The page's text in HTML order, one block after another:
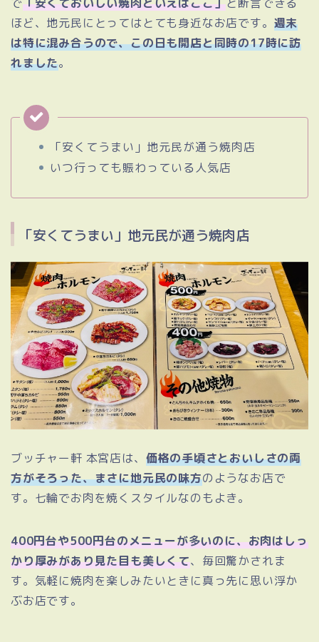
ほど、地元民にとってはとても身近なお店です。 週末
は特に混み合うので、この日も開店と同時の17時に訪
れました。
「安くてうまい」地元民が通う焼肉店
いつ行っても賑わっている人気店
「安くてうまい」地元民が通う焼肉店
ブッチャー軒 本宮店は、 価格の手頃さとおいしさの両
方がそろった、まさに地元民の味方のようなお店で
す。七輪でお肉を焼くスタイルなのもよき。
400円台や500円台のメニューが多いのに、お肉はしっ
かり厚みがあり見た目も美しくて、毎回驚かされま
す。気軽に焼肉を楽しみたいときに真っ先に思い浮か
ぶお店です。